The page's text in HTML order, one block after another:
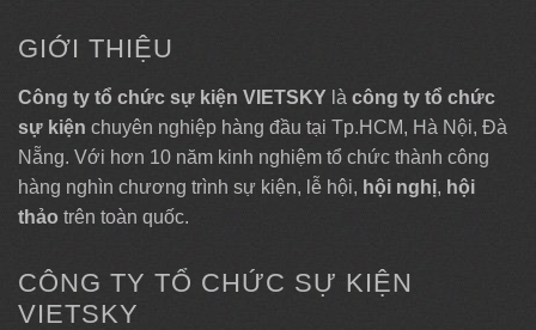
GIỚI THIỆU
Công ty tổ chức sự kiện VIETSKY là công ty tổ chức
sự kiện chuyên nghiệp hàng đầu tại Tp.HCM, Hà Nội, Đà
Nẵng. Với hơn 10 năm kinh nghiệm tổ chức thành công
hàng nghìn chương trình sự kiện, lễ hội, hội nghị, hội
thảo trên toàn quốc.
CÔNG TY TỔ CHỨC SỰ KIỆN
VIETSKY